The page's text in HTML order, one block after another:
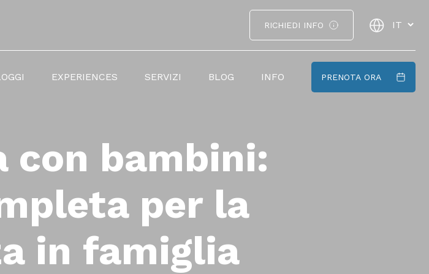
RICHIEDI INFO
EXPERIENCES SERVIZI BLOG INFO PRENOTA ORA
con bambini:
per la
in famiglia